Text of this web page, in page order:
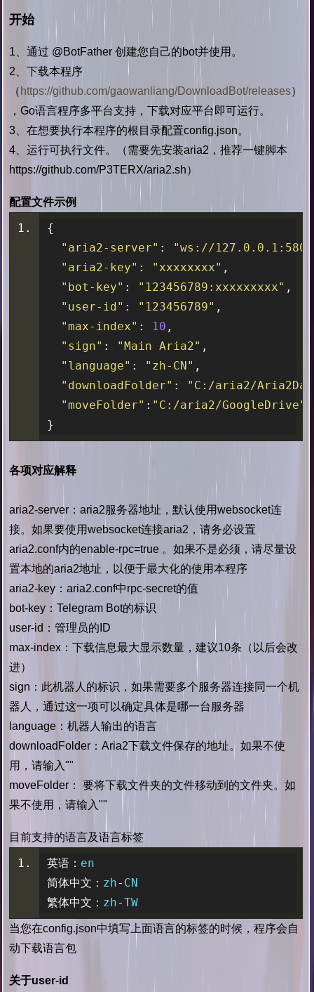
开始
1、通过 @BotFather 创建您自己的bot并使用。
2、下载本程序
（ https://github.com/gaowanliang/DownloadBot/releases）
，Go语言程序多平台支持，下载对应平台即可运行。
3、在想要执行本程序的根目录配置config.json。
4、运行可执行文件。（需要先安装aria2，推荐一键脚本
https://github.com/P3TERX/aria2.sh）
配置文件示例
{
"aria2-server" :
"ws://
"aria2-key" : "xxxxxxxx" ,
"bot-key" : "123456789:xxxxxxxxx" ,
"user-id" : "123456789" ,
"max-index" : 10 ,
"sign" : "Main Aria2" ,
"language" : "zh-CN" ,
"downloadFolder" :
"C:/aria2/
"moveFolder" : "C:/aria2/GoogleDrive"
}
各项对应解释
aria2-server：aria2服务器地址，默认使用websocket连
接。如果要使用websocket连接aria2，请务必设置
aria2.conf内的enable-rpc=true 。如果不是必须，请尽量设
置本地的aria2地址，以便于最大化的使用本程序
aria2-key：aria2.conf中rpc-secret的值
bot-key：Telegram Bot的标识
user-id：管理员的ID
max-index：下载信息最大显示数量，建议10条（以后会改
进）
sign：此机器人的标识，如果需要多个服务器连接同一个机
器人，通过这一项可以确定具体是哪一台服务器
language：机器人输出的语言
downloadFolder：Aria2下载文件保存的地址。如果不使
用，请输入""
moveFolder： 要将下载文件夹的文件移动到的文件夹。如
果不使用，请输入""
目前支持的语言及语言标签
英语： en
简体中文： zh- CN
繁体中文： zh-TW
当您在config.json中填写上面语言的标签的时候，程序会自
动下载语言包
关于user-id